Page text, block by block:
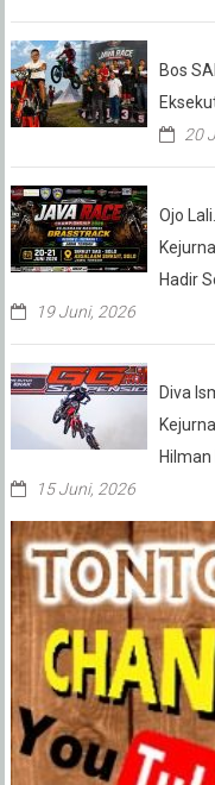
Bos
20
Ojo
Hadir
19 Juni, 2026
Diva
Hilman
15 Juni, 2026